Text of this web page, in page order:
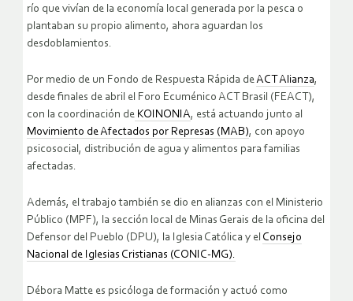
río que vivían de la economía local generada por la pesca o
plantaban su propio alimento, ahora aguardan los
desdoblamientos.
Por medio de un Fondo de Respuesta Rápida deACT Alianza,
desde finales de abril el Foro Ecuménico ACT Brasil (FEACT),
con la coordinación de KOINONIA, está actuando junto al
Movimiento de Afectados por Represas (MAB), con apoyo
psicosocial, distribución de agua y alimentos para familias
afectadas.
Además, el trabajo también se dio en alianzas con el Ministerio
Público (MPF), la sección local de Minas Gerais de la oficina del
Defensor del Pueblo (DPU), la Iglesia Católica y el Consejo
Nacional de Iglesias Cristianas (CONIC-MG).
Débora Matte es psicóloga de formación y actuó como